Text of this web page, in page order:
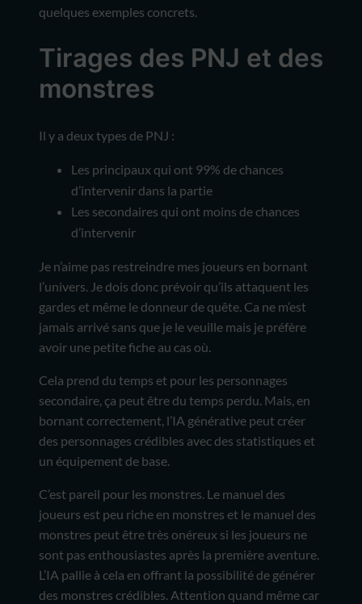
quelques exemples concrets.
Tirages des PNJ et des
monstres
Il y a deux types de PNJ :
Les principaux qui ont 99% de chances
d’intervenir dans la partie
Les secondaires qui ont moins de chances
d’intervenir
Je n’aime pas restreindre mes joueurs en bornant
l’univers. Je dois donc prévoir qu’ils attaquent les
gardes et même le donneur de quête. Ca ne m’est
jamais arrivé sans que je le veuille mais je préfère
avoir une petite fiche au cas où.
Cela prend du temps et pour les personnages
secondaire, ça peut être du temps perdu. Mais, en
bornant correctement, l’IA générative peut créer
des personnages crédibles avec des statistiques et
un équipement de base.
C’est pareil pour les monstres. Le manuel des
joueurs est peu riche en monstres et le manuel des
monstres peut être très onéreux si les joueurs ne
sont pas enthousiastes après la première aventure.
L’IA pallie à cela en offrant la possibilité de générer
des monstres crédibles. Attention quand même car